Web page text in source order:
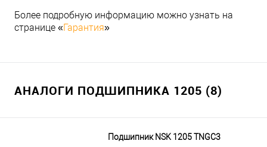
Более подробную информацию можно узнать на
странице «Гарантия»
АНАЛОГИ ПОДШИПНИКА 1205 (8)
Подшипник NSK 1205 TNGC3